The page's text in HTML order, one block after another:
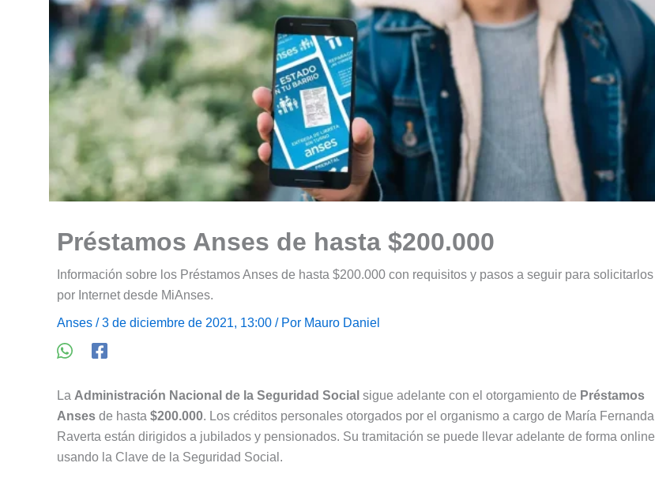
Préstamos Anses de hasta $200.000
Información sobre los Préstamos Anses de hasta $200.000 con requisitos y pasos a seguir para solicitarlos
por Internet desde MiAnses.
Anses / 3 de diciembre de 2021, 13:00 / Por Mauro Daniel
La Administración Nacional de la Seguridad Social sigue adelante con el otorgamiento de Préstamos
Anses de hasta $200.000. Los créditos personales otorgados por el organismo a cargo de María Fernanda
Raverta están dirigidos a jubilados y pensionados. Su tramitación se puede llevar adelante de forma online
usando la Clave de la Seguridad Social.